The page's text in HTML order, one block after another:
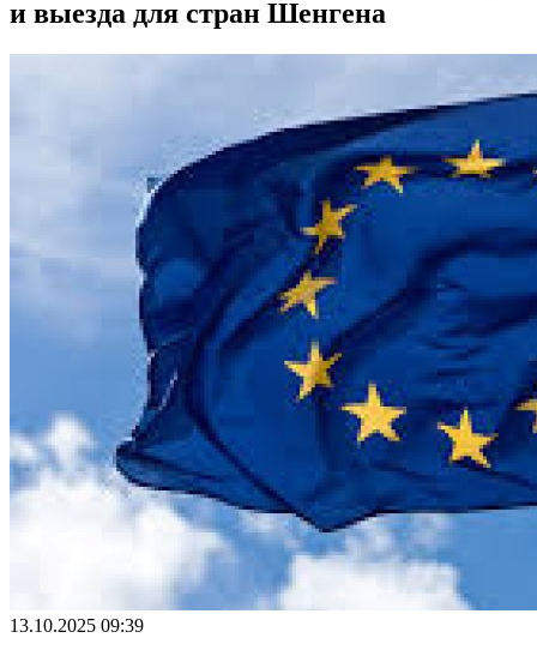
и выезда для стран Шенгена
13.10.2025 09:39